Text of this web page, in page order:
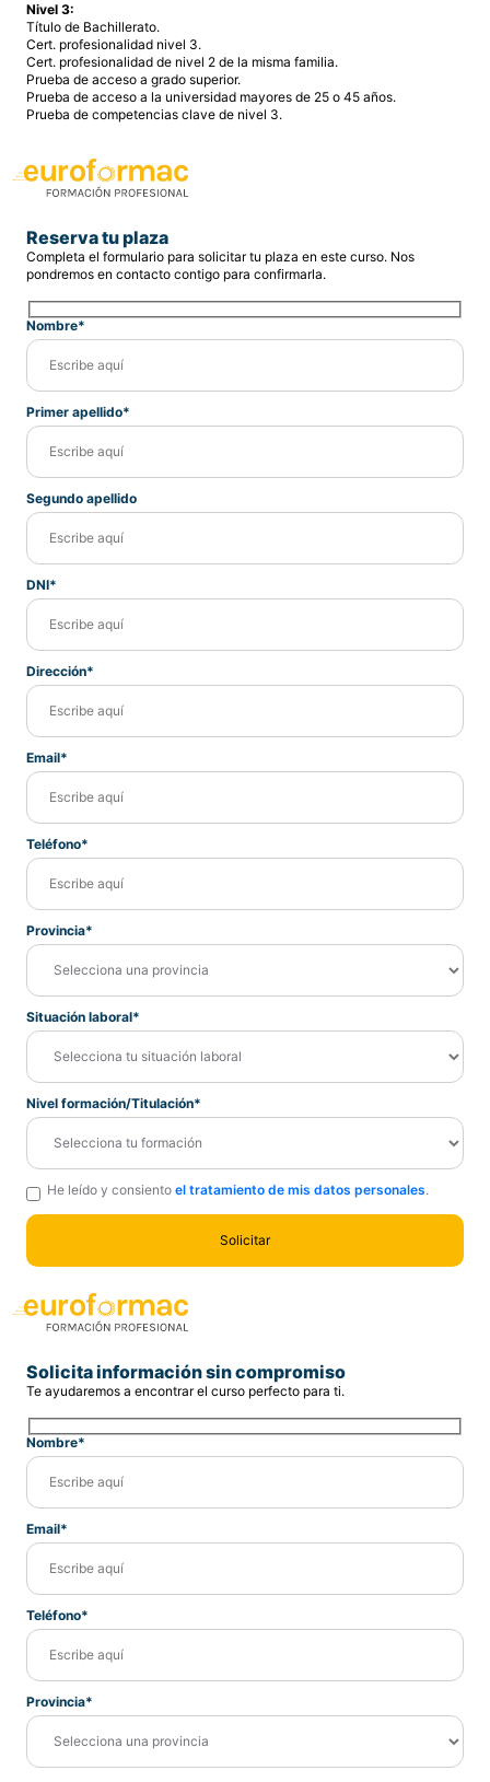
Nivel 3:
Título de Bachillerato.
Cert. profesionalidad nivel 3.
Cert. profesionalidad de nivel 2 de la misma familia.
Prueba de acceso a grado superior.
Prueba de acceso a la universidad mayores de 25 o 45 años.
Prueba de competencias clave de nivel 3.
Reserva tu plaza
Completa el formulario para solicitar tu plaza en este curso. Nos
pondremos en contacto contigo para confirmarla.
Nombre*
Primer apellido*
Segundo apellido
DNI*
Dirección*
Email*
Teléfono*
Provincia*
Situación laboral*
Nivel formación/Titulación*
He leído y consiento el tratamiento de mis datos personales.
Solicita información sin compromiso
Te ayudaremos a encontrar el curso perfecto para ti.
Nombre*
Email*
Teléfono*
Provincia*